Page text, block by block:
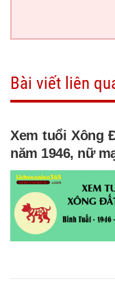
Bài viết liên
Xem tuổi Xông
năm 1946, nữ